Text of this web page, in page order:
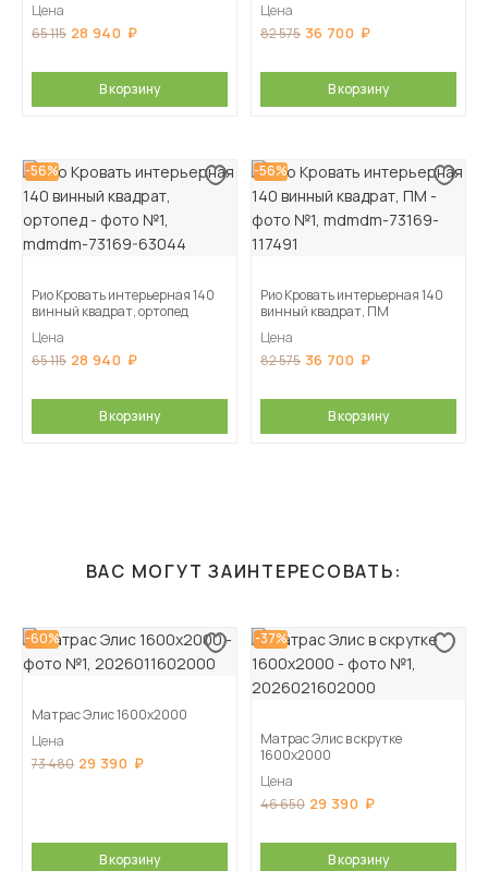
Цена
65 115 28 940
В корзину
Цена
82 575 36 700
В корзину
-56%
Рио Кровать интерьерная 140
винный квадрат, ортопед
Цена
65 115 28 940
В корзину
-56%
Рио Кровать интерьерная 140
винный квадрат, ПМ
Цена
82 575 36 700
В корзину
ВАС МОГУТ ЗАИНТЕРЕСОВАТЬ:
-60%
Матрас Элис 1600х2000
Цена
73 480 29 390
В корзину
-37%
Матрас Элис в скрутке
1600х2000
Цена
46 650 29 390
В корзину